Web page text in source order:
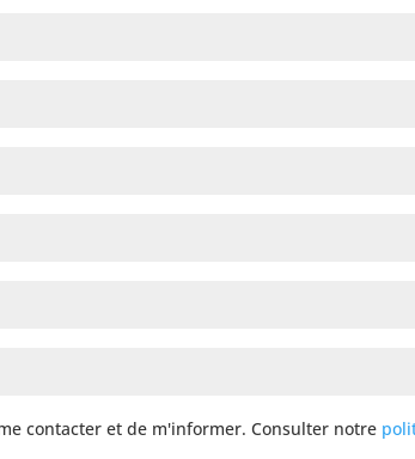
contacter et de m'informer. Consulter notre